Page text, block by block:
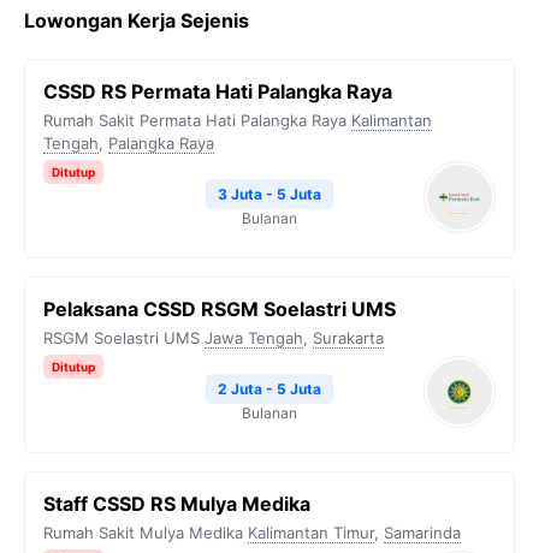
Lowongan Kerja Sejenis
CSSD RS Permata Hati Palangka Raya
Rumah Sakit Permata Hati Palangka Raya Kalimantan
Tengah, Palangka Raya
Ditutup
3 Juta - 5 Juta
Bulanan
Pelaksana CSSD RSGM Soelastri UMS
RSGM Soelastri UMS Jawa Tengah, Surakarta
Ditutup
2 Juta - 5 Juta
Bulanan
Staff CSSD RS Mulya Medika
Rumah Sakit Mulya Medika Kalimantan Timur, Samarinda